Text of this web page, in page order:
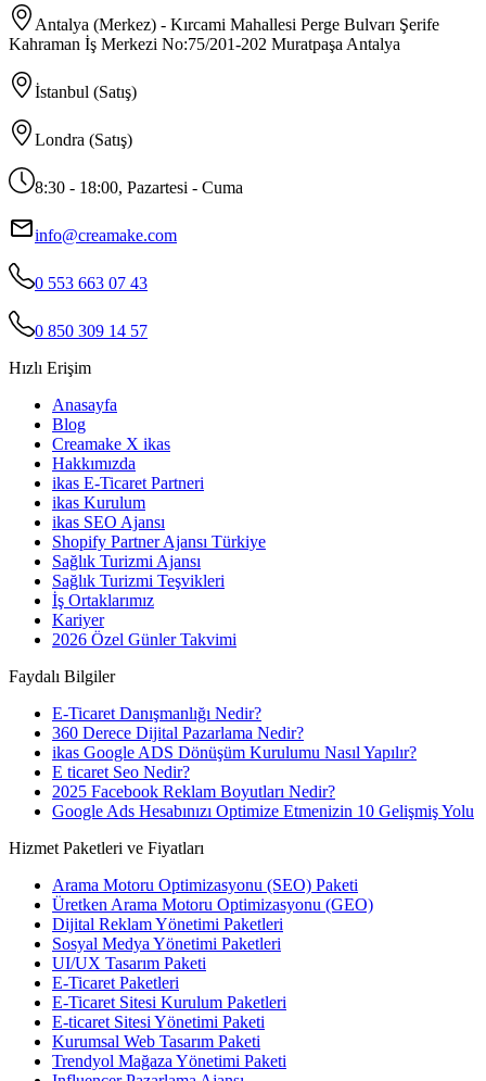
Antalya (Merkez) - Kırcami Mahallesi Perge Bulvarı Şerife
Kahraman İş Merkezi No:75/201-202 Muratpaşa Antalya
İstanbul (Satış)
Londra (Satış)
8:30 - 18:00, Pazartesi - Cuma
info@creamake.com
0 553 663 07 43
0 850 309 14 57
Hızlı Erişim
Anasayfa
Blog
Creamake X ikas
Hakkımızda
ikas E-Ticaret Partneri
ikas Kurulum
ikas SEO Ajansı
Shopify Partner Ajansı Türkiye
Sağlık Turizmi Ajansı
Sağlık Turizmi Teşvikleri
İş Ortaklarımız
Kariyer
2026 Özel Günler Takvimi
Faydalı Bilgiler
E-Ticaret Danışmanlığı Nedir?
360 Derece Dijital Pazarlama Nedir?
ikas Google ADS Dönüşüm Kurulumu Nasıl Yapılır?
E ticaret Seo Nedir?
2025 Facebook Reklam Boyutları Nedir?
Google Ads Hesabınızı Optimize Etmenizin 10 Gelişmiş Yolu
Hizmet Paketleri ve Fiyatları
Arama Motoru Optimizasyonu (SEO) Paketi
Üretken Arama Motoru Optimizasyonu (GEO)
Dijital Reklam Yönetimi Paketleri
Sosyal Medya Yönetimi Paketleri
UI/UX Tasarım Paketi
E-Ticaret Paketleri
E-Ticaret Sitesi Kurulum Paketleri
E-ticaret Sitesi Yönetimi Paketi
Kurumsal Web Tasarım Paketi
Trendyol Mağaza Yönetimi Paketi